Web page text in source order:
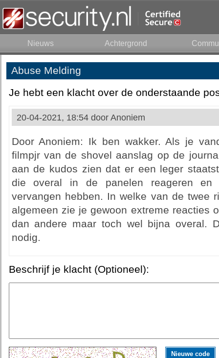
Nieuws Achtergrond
Abuse Melding
Je hebt een klacht over de onderstaande
20-04-2021, 18:54 door Anoniem
Door Anoniem: Ik ben wakker. Als je
filmpjr van de shovel aanslag op de
aan de kudos zien dat er een leger
die overal in de panelen reageren en
vervangen hebben. In welke van de twee
algemeen zie je gewoon extreme reacties
dan andere maar toch wel bijna overal.
nodig.
Beschrijf je klacht (Optioneel):
Nieuwe code